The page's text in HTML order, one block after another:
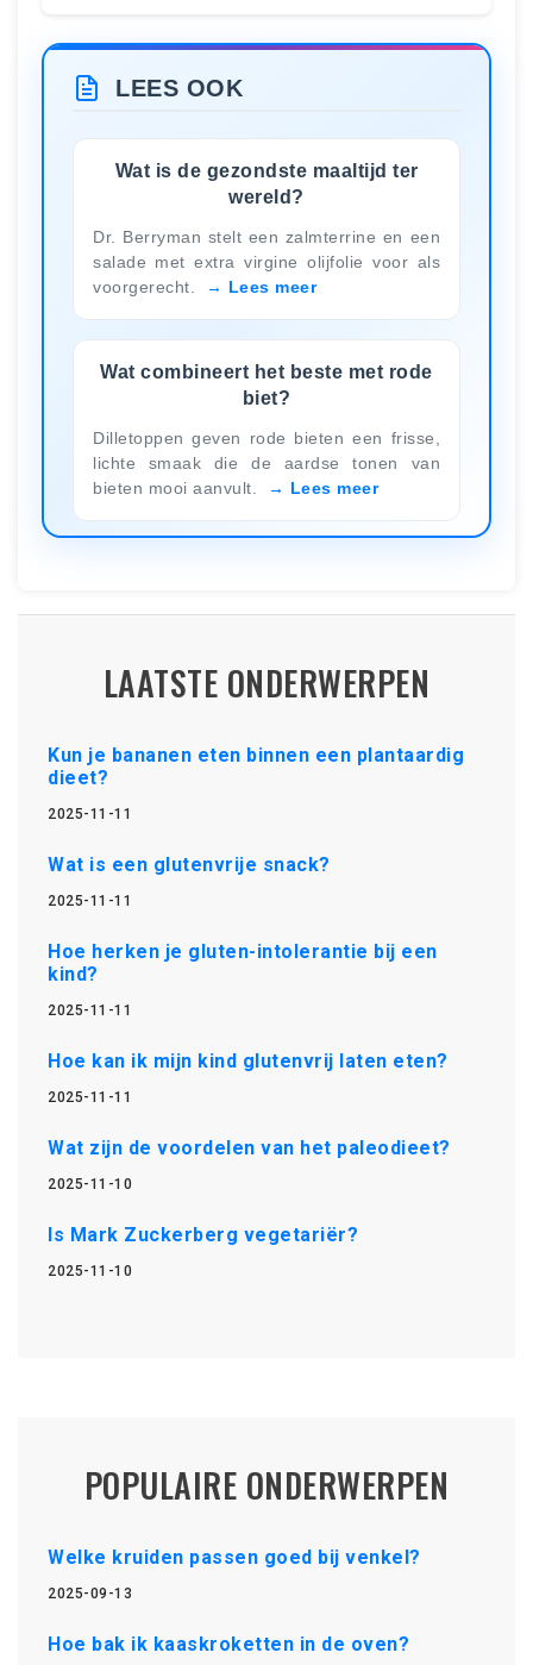
LEES OOK
Wat is de gezondste maaltijd ter
wereld?
Dr. Berryman stelt een zalmterrine en een
salade met extra virgine olijfolie voor als
voorgerecht.
Lees meer
Wat combineert het beste met rode
biet?
Dilletoppen geven rode bieten een frisse,
lichte smaak die de aardse tonen van
bieten mooi aanvult.
Lees meer
LAATSTE ONDERWERPEN
Kun je bananen eten binnen een plantaardig
dieet?
2025-11-11
Wat is een glutenvrije snack?
2025-11-11
Hoe herken je gluten-intolerantie bij een
kind?
2025-11-11
Hoe kan ik mijn kind glutenvrij laten eten?
2025-11-11
Wat zijn de voordelen van het paleodieet?
2025-11-10
Is Mark Zuckerberg vegetariër?
2025-11-10
POPULAIRE ONDERWERPEN
Welke kruiden passen goed bij venkel?
2025-09-13
Hoe bak ik kaaskroketten in de oven?